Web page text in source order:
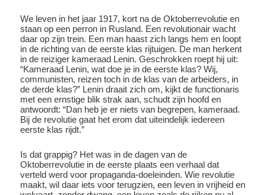
We leven in het jaar 1917, kort na de Oktoberrevolutie en
staan op een perron in Rusland. Een revolutionair wacht
daar op zijn trein. Een man haast zich langs hem en loopt
in de richting van de eerste klas rijtuigen. De man herkent
in de reiziger kameraad Lenin. Geschrokken roept hij uit:
“Kameraad Lenin, wat doe je in de eerste klas? Wij,
communisten, reizen toch in de klas van de arbeiders, in
de derde klas?” Lenin draait zich om, kijkt de functionaris
met een ernstige blik strak aan, schudt zijn hoofd en
antwoordt: “Dan heb je er niets van begrepen, kameraad.
Bij de revolutie gaat het erom dat uiteindelijk iedereen
eerste klas rijdt.”
Is dat grappig? Het was in de dagen van de
Oktoberrevolutie in de eerste plaats een verhaal dat
verteld werd voor propaganda-doeleinden. Wie revolutie
maakt, wil daar iets voor terugzien, een leven in vrijheid en